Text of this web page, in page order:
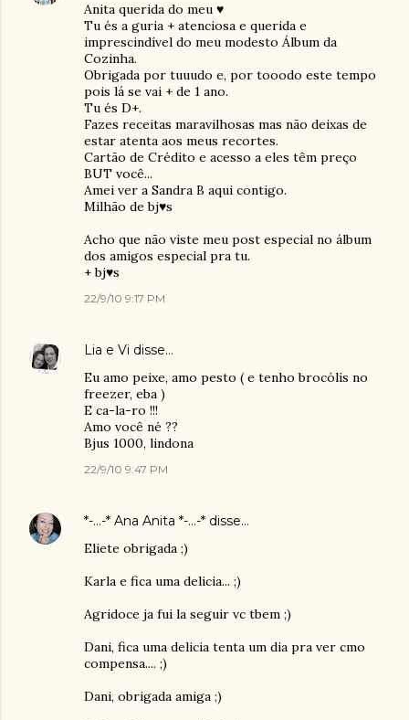
Anita querida do meu ♥
Tu és a guria + atenciosa e querida e
imprescindível do meu modesto Álbum da
Cozinha.
Obrigada por tuuudo e, por tooodo este tempo
pois lá se vai + de 1 ano.
Tu és D+.
Fazes receitas maravilhosas mas não deixas de
estar atenta aos meus recortes.
Cartão de Crédito e acesso a eles têm preço
BUT você...
Amei ver a Sandra B aqui contigo.
Milhão de bj♥s
Acho que não viste meu post especial no álbum
dos amigos especial pra tu.
+ bj♥s
22/9/10 9:17 PM
Lia e Vi disse…
Eu amo peixe, amo pesto ( e tenho brocólis no
freezer, eba )
E ca-la-ro !!!
Amo você né ??
Bjus 1000, lindona
22/9/10 9:47 PM
*-...-* Ana Anita *-...-* disse…
Eliete obrigada ;)
Karla e fica uma delicia... ;)
Agridoce ja fui la seguir vc tbem ;)
Dani, fica uma delicia tenta um dia pra ver cmo
compensa.... ;)
Dani, obrigada amiga ;)